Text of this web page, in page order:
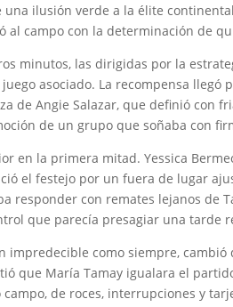
ilusión verde a la élite
al campo con la determinación de
minutos, las dirigidas por la
asociado. La recompensa
de Angie Salazar, que definió con
de un grupo que soñaba con
en la primera mitad. Yessica
el festejo por un fuera de lugar
responder con remates lejanos de
que parecía presagiar una tarde
impredecible como siempre,
que María Tamay igualara el
de roces, interrupciones y